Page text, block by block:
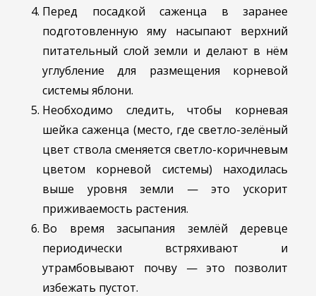
Перед посадкой саженца в заранее
подготовленную яму насыпают верхний
питательный слой земли и делают в нём
углубление для размещения корневой
системы яблони.
Необходимо следить, чтобы корневая
шейка саженца (место, где светло-зелёный
цвет ствола сменяется светло-коричневым
цветом корневой системы) находилась
выше уровня земли — это ускорит
приживаемость растения.
Во время засыпания землёй деревце
периодически встряхивают и
утрамбовывают почву — это позволит
избежать пустот.